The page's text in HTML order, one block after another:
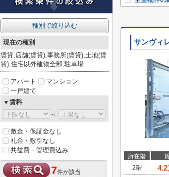
サンヴィ
所在階
2階
4.2
種別で絞り込む
現在の種別
賃貸,店舗(賃貸),事務所(賃貸),土地(賃
貸),住宅以外建物全部,駐車場
アパート
マンション
一戸建て
▼賃料
～
敷金・保証金なし
礼金・敷引なし
共益費・管理費込み
7件が該当